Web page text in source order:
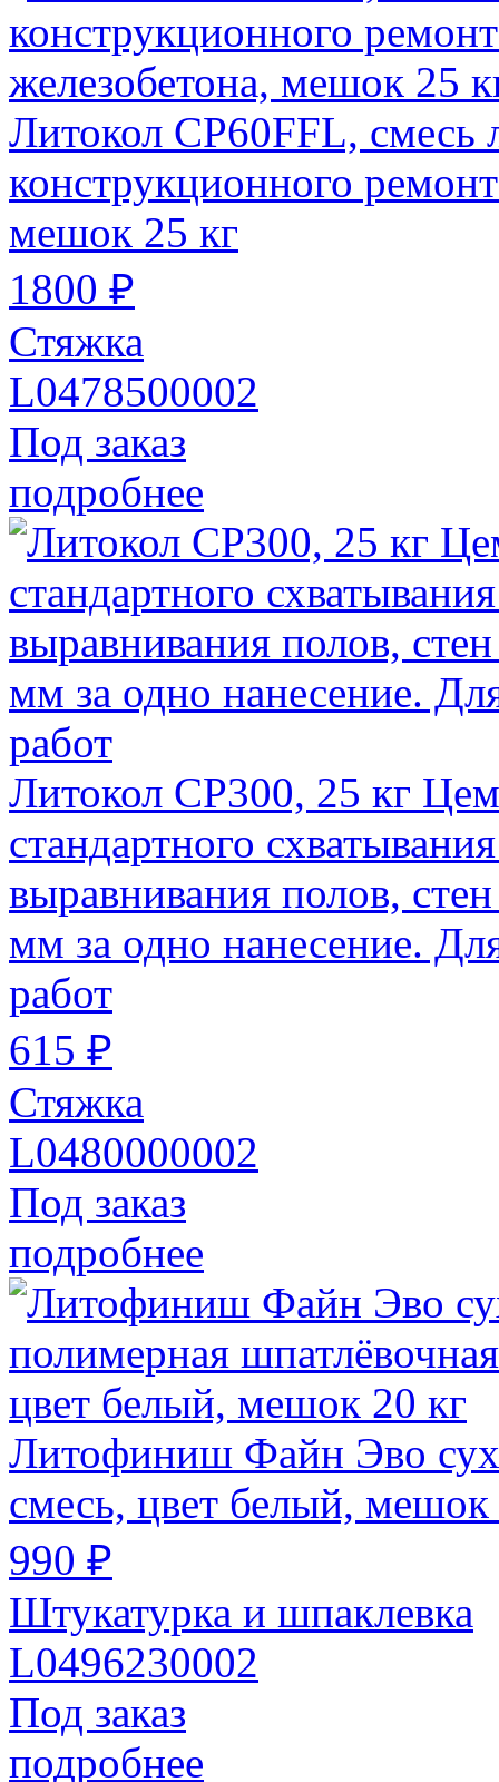
Литокол СР60FFL, смесь
конструкционного
мешок 25 кг
1800 ₽
Стяжка
L0478500002
Под заказ
подробнее
Литокол СР300, 25 кг
стандартного
выравнивания полов,
мм за одно нанесение.
работ
615 ₽
Стяжка
L0480000002
Под заказ
подробнее
Литофиниш Файн Эво
смесь, цвет белый, мешок
990 ₽
Штукатурка и шпаклевка
L0496230002
Под заказ
подробнее